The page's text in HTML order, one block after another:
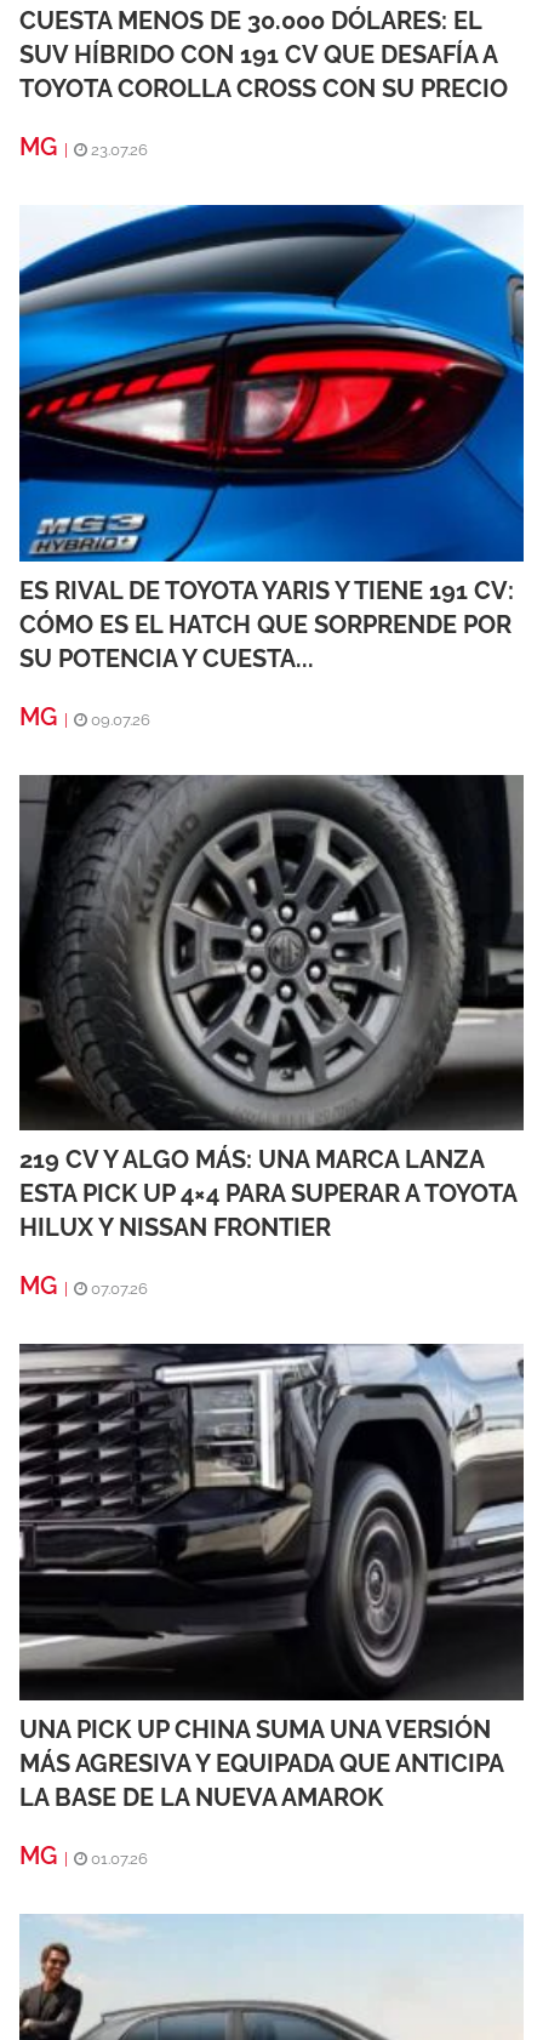
CUESTA MENOS DE 30.000 DÓLARES: EL
SUV HÍBRIDO CON 191 CV QUE DESAFÍA A
TOYOTA COROLLA CROSS CON SU PRECIO
MG
23.07.26
ES RIVAL DE TOYOTA YARIS Y TIENE 191 CV:
CÓMO ES EL HATCH QUE SORPRENDE POR
SU POTENCIA Y CUESTA...
MG | 09.07.26
219 CV Y ALGO MÁS: UNA MARCA LANZA
ESTA PICK UP 4×4 PARA SUPERAR A TOYOTA
HILUX Y NISSAN FRONTIER
MG
07.07.26
UNA PICK UP CHINA SUMA UNA VERSIÓN
MÁS AGRESIVA Y EQUIPADA QUE ANTICIPA
LA BASE DE LA NUEVA AMAROK
MG
01.07.26